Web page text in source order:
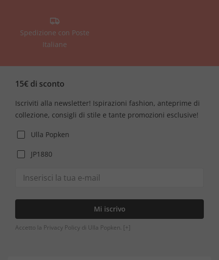
Spedizione con Poste
Italiane
15€ di sconto
Iscriviti alla newsletter! Ispirazioni fashion, anteprime di
collezione, consigli di stile e tante promozioni esclusive!
Ulla Popken
JP1880
Mi iscrivo
Accetto la Privacy Policy di Ulla Popken. [+]